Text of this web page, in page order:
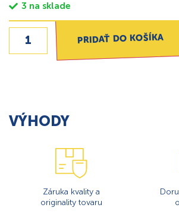
3 na sklade
PRIDAŤ DO KOŠÍKA
VÝHODY
Záruka kvality a
originality tovaru